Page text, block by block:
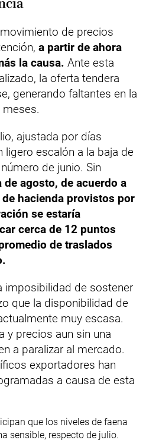
de precios
a partir de ahora
la causa. Ante esta
la oferta tendera
generando faltantes en la
ajustada por días
ligero escalón a la baja de
de junio. Sin
de agosto, de acuerdo a
hacienda provistos por
se estaría
cerca de 12 puntos
de traslados
imposibilidad de sostener
que la disponibilidad de
muy escasa.
y precios aun sin una
a paralizar al mercado.
exportadores han
a causa de esta